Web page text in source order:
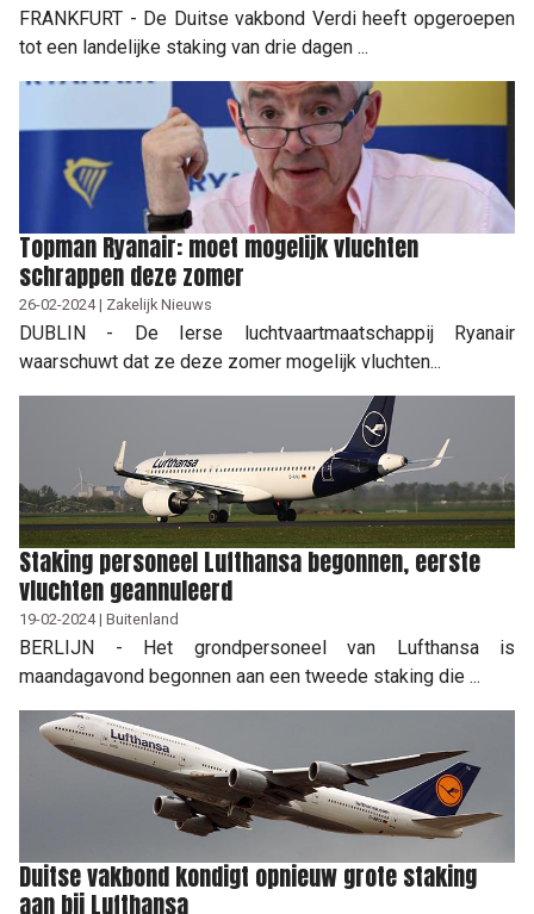
FRANKFURT - De Duitse vakbond Verdi heeft opgeroepen
tot een landelijke staking van drie dagen ...
Topman Ryanair: moet mogelijk vluchten
schrappen deze zomer
26-02-2024 | Zakelijk Nieuws
DUBLIN - De Ierse luchtvaartmaatschappij Ryanair
waarschuwt dat ze deze zomer mogelijk vluchten...
Staking personeel Lufthansa begonnen, eerste
vluchten geannuleerd
19-02-2024 | Buitenland
BERLIJN - Het grondpersoneel van Lufthansa is
maandagavond begonnen aan een tweede staking die ...
Duitse vakbond kondigt opnieuw grote staking
aan bij Lufthansa